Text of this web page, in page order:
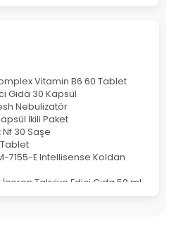
Vitamin B6 60 Tablet
Gıda 30 Kapsül
Nebulizatör
İkili Paket
30 Saşe
7155-E Intellisense Koldan
Takviye Edici Gıda 50 ml